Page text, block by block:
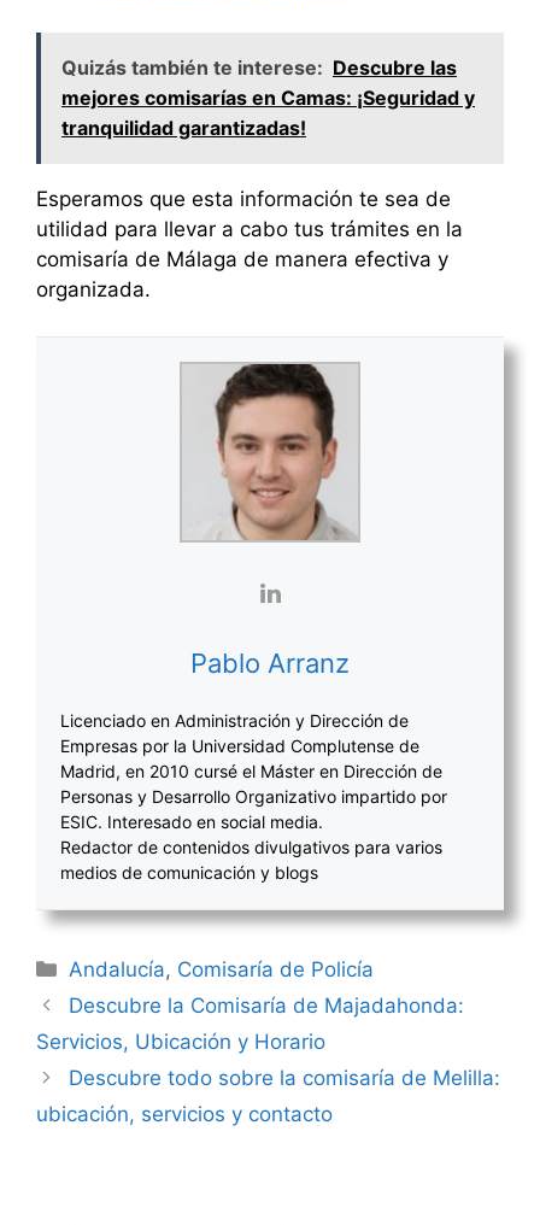
Quizás también te interese: Descubre las
mejores comisarías en Camas: ¡Seguridad y
tranquilidad garantizadas!
Esperamos que esta información te sea de
utilidad para llevar a cabo tus trámites en la
comisaría de Málaga de manera efectiva y
organizada.
Pablo Arranz
Licenciado en Administración y Dirección de
Empresas por la Universidad Complutense de
Madrid, en 2010 cursé el Máster en Dirección de
Personas y Desarrollo Organizativo impartido por
ESIC. Interesado en social media.
Redactor de contenidos divulgativos para varios
medios de comunicación y blogs
Categorías
Andalucía, Comisaría de Policía
Navegación
de
Descubre la Comisaría de Majadahonda:
Servicios, Ubicación y Horario
Descubre todo sobre la comisaría de Melilla:
ubicación, servicios y contacto